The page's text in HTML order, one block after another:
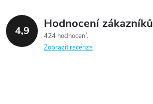
4,9 Hodnocení zákazníků
424 hodnocení
Zobrazit recenze